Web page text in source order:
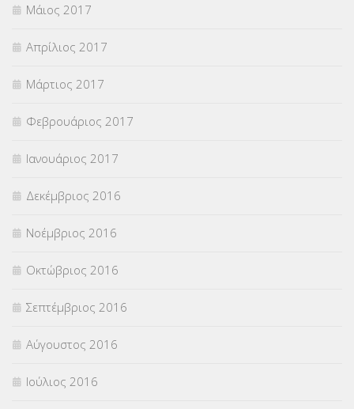
Μάιος 2017
Απρίλιος 2017
Μάρτιος 2017
Φεβρουάριος 2017
Ιανουάριος 2017
Δεκέμβριος 2016
Νοέμβριος 2016
Οκτώβριος 2016
Σεπτέμβριος 2016
Αύγουστος 2016
Ιούλιος 2016